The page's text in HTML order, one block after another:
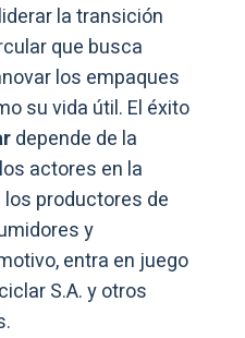
la transición
que busca
los empaques
su vida útil. El éxito
depende de la
actores en la
productores de
y
entra en juego
S.A. y otros